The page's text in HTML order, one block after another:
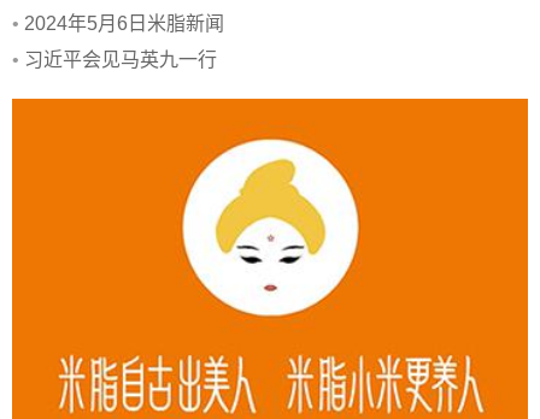
• 2024年5月6日米脂新闻
• 习近平会见马英九一行